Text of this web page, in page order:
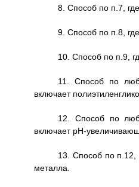
8. Способ по п.7,
9. Способ по п.8,
10. Способ по п.9,
11. Способ по
включает
12. Способ по
включает рН-
13. Способ по п.12,
металла.